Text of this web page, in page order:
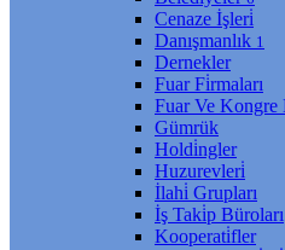
Cenaze İşleri̇
Danışmanlık 1
Dernekler
Fuar Fi̇rmaları
Fuar Ve Kongre
Gümrük
Holdi̇ngler
Huzurevleri̇
İlahi̇ Grupları
İş Taki̇p Büroları
Kooperati̇fler